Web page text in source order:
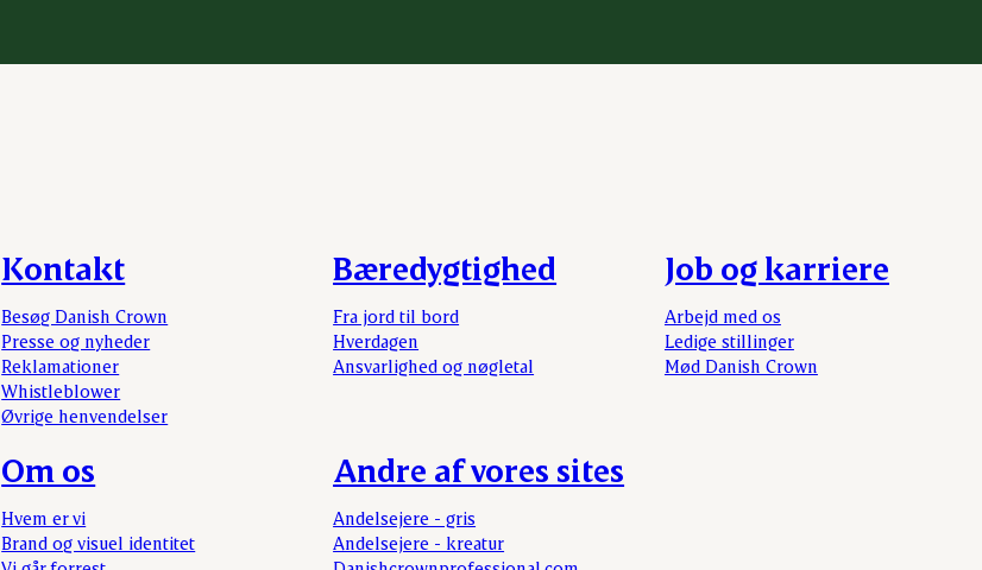
Kontakt
Besøg Danish Crown
Presse og nyheder
Reklamationer
Whistleblower
Øvrige henvendelser
Bæredygtighed
Fra jord til bord
Hverdagen
Ansvarlighed og nøgletal
Job og karriere
Arbejd med os
Ledige stillinger
Mød Danish Crown
Om os
Hvem er vi
Brand og visuel identitet
Andre af vores sites
Andelsejere - gris
Andelsejere - kreatur